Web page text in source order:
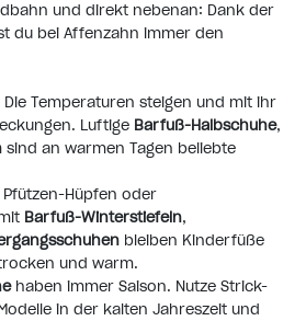
und direkt nebenan: Dank der
du bei Affenzahn immer den
Die Temperaturen steigen und mit ihr
Luftige Barfuß-Halbschuhe,
sind an warmen Tagen beliebte
Pfützen-Hüpfen oder
Barfuß-Winterstiefeln,
bleiben Kinderfüße
und warm.
haben immer Saison. Nutze Strick-
in der kalten Jahreszeit und